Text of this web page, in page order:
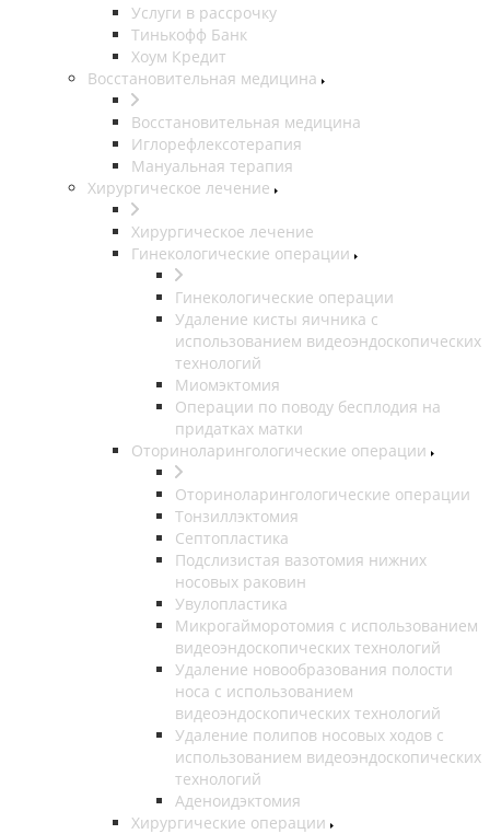
Услуги в рассрочку
Тинькофф Банк
Хоум Кредит
Восстановительная медицина
Восстановительная медицина
Иглорефлексотерапия
Мануальная терапия
Хирургическое лечение
Хирургическое лечение
Гинекологические операции
Гинекологические операции
Удаление кисты яичника с
использованием видеоэндоскопических
технологий
Миомэктомия
Операции по поводу бесплодия на
придатках матки
Оториноларингологические операции
Оториноларингологические операции
Тонзиллэктомия
Септопластика
Подслизистая вазотомия нижних
носовых раковин
Увулопластика
Микрогайморотомия с использованием
видеоэндоскопических технологий
Удаление новообразования полости
носа с использованием
видеоэндоскопических технологий
Удаление полипов носовых ходов с
использованием видеоэндоскопических
технологий
Аденоидэктомия
Хирургические операции